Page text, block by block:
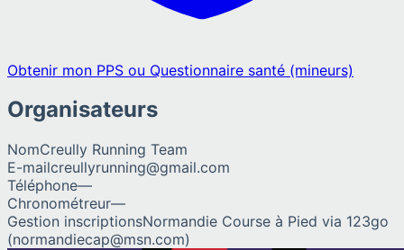
Obtenir mon PPS ou Questionnaire santé (mineurs)
Organisateurs
NomCreully Running Team
E-mailcreullyrunning@gmail.com
Téléphone—
Chronométreur—
Gestion inscriptionsNormandie Course à Pied via 123go
(normandiecap@msn.com)